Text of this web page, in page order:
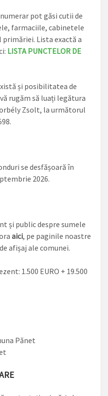
pot găsi cutii de
farmaciile, cabinetele
primăriei. Lista exactă a
LISTA PUNCTELOR DE
și posibilitatea de
rugăm să luați legătura
Zsolt, la următorul
se desfășoară în
2026.
și public despre sumele
aici, pe paginile noastre
afișaj ale comunei.
1.500 EURO + 19.500
Pănet